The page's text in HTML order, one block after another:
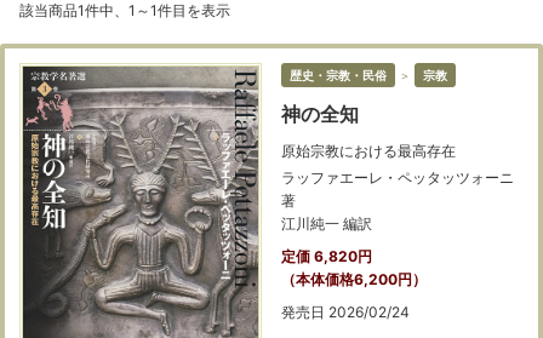
該当商品1件中、1～1件目を表示
歴史・宗教・民俗 ＞ 宗教
神の全知
原始宗教における最高存在
ラッファエーレ・ペッタッツォーニ
著
江川純一 編訳
定価 6,820円
（本体価格6,200円）
発売日 2026/02/24